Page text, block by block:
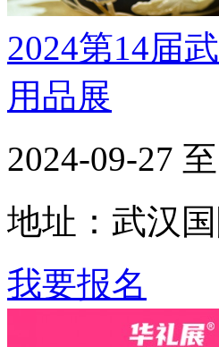
2024第14届
用品展
2024-09-27
地址：武汉
我要报名